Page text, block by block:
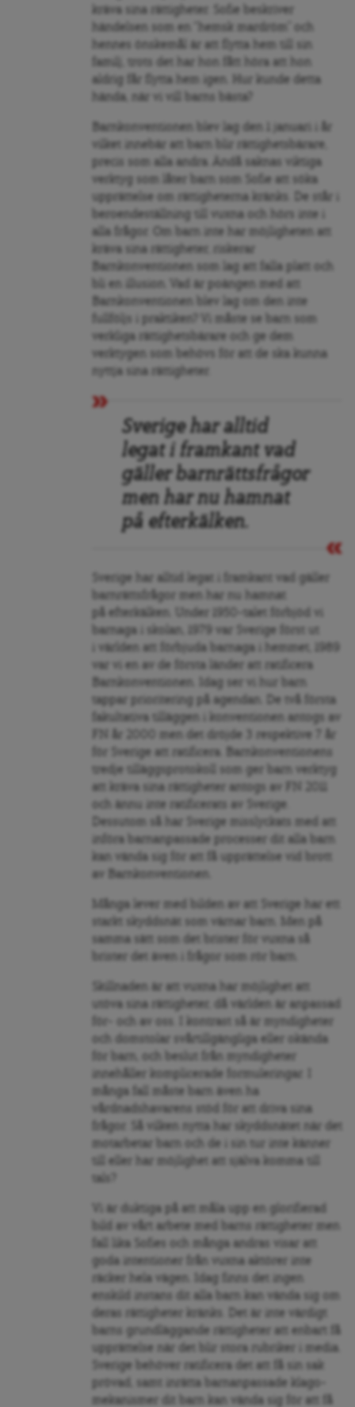
kräva sina rättigheter. Sofie beskriver
händelsen som en “hemsk mardröm” och
hennes önskemål är att flytta hem till sin
familj, trots det har hon fått höra att hon
aldrig får flytta hem igen. Hur kunde detta
hända, när vi vill barns bästa?
Barnkonventionen blev lag den 1 januari i år
vilket innebär att barn blir rättighetsbärare,
precis som alla andra. Ändå saknas viktiga
verktyg som låter barn som Sofie att söka
upprättelse om rättigheterna kränks. De står i
beroendeställning till vuxna och hörs inte i
alla frågor. Om barn inte har möjligheten att
kräva sina rättigheter, riskerar
Barnkonventionen som lag att falla platt och
bli en illusion. Vad är poängen med att
Barnkonventionen blev lag om den inte
fullföljs i praktiken? Vi måste se barn som
verkliga rättighetsbärare och ge dem
verktygen som behövs för att de ska kunna
nyttja sina rättigheter.
Sverige har alltid
legat i framkant vad
gäller barnrättsfrågor
men har nu hamnat
på efterkälken.
Sverige har alltid legat i framkant vad gäller
barnrättsfrågor men har nu hamnat
på efterkälken. Under 1950-talet förbjöd vi
barnaga i skolan, 1979 var Sverige först ut
i världen att förbjuda barnaga i hemmet, 1989
var vi en av de första länder att ratificera
Barnkonventionen. Idag ser vi hur barn
tappar prioritering på agendan. De två första
fakultativa tilläggen i konventionen antogs av
FN år 2000 men det dröjde 3 respektive 7 år
för Sverige att ratificera. Barnkonventionens
tredje tilläggsprotokoll som ger barn verktyg
att kräva sina rättigheter antogs av FN 2011
och ännu inte ratificerats av Sverige.
Dessutom så har Sverige misslyckats med att
införa barnanpassade processer dit alla barn
kan vända sig för att få upprättelse vid brott
av Barnkonventionen.
Många lever med bilden av att Sverige har ett
starkt skyddsnät som värnar barn. Men på
samma sätt som det brister för vuxna så
brister det även i frågor som rör barn.
Skillnaden är att vuxna har möjlighet att
utöva sina rättigheter, då världen är anpassad
för- och av oss. I kontrast så är myndigheter
och domstolar svårtillgängliga eller okända
för barn, och beslut från myndigheter
innehåller komplicerade formuleringar. I
många fall måste barn även ha
vårdnadshavarens stöd för att driva sina
frågor. Så vilken nytta har skyddsnätet när det
motarbetar barn och de i sin tur inte känner
till eller har möjlighet att själva komma till
tals?
Vi är duktiga på att måla upp en glorifierad
bild av vårt arbete med barns rättigheter men
fall lika Sofies och många andras visar att
goda intentioner från vuxna aktörer inte
räcker hela vägen. Idag finns det ingen
enskild instans dit alla barn kan vända sig om
deras rättigheter kränks. Det är inte värdigt
barns grundläggande rättigheter att enbart få
upprättelse när det blir stora rubriker i media.
Sverige behöver ratificera det att få sin sak
prövad, samt inrätta barnanpassade klago-
mekanismer dit barn kan vända sig för att få